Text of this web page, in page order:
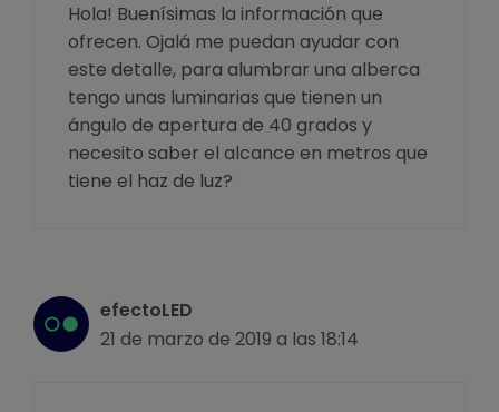
Hola! Buenísimas la información que
ofrecen. Ojalá me puedan ayudar con
este detalle, para alumbrar una alberca
tengo unas luminarias que tienen un
ángulo de apertura de 40 grados y
necesito saber el alcance en metros que
tiene el haz de luz?
efectoLED
21 de marzo de 2019 a las 18:14